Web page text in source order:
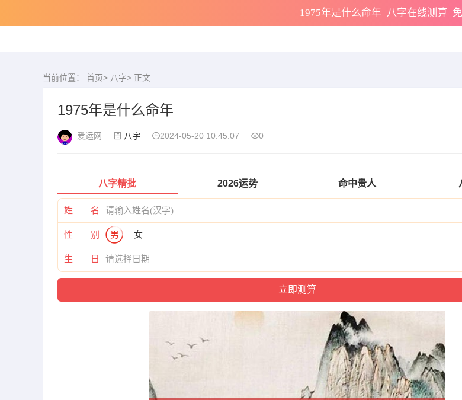
1975年是什么命年_八字在线测算_
当前位置： 首页> 八字> 正文
1975年是什么命年
爱运网 八字 2024-05-20 10:45:07 0
八字精批 2026运势 命中贵人
姓 名
性 别 男 女
生 日